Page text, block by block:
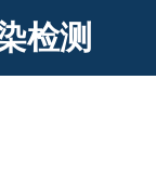
检测